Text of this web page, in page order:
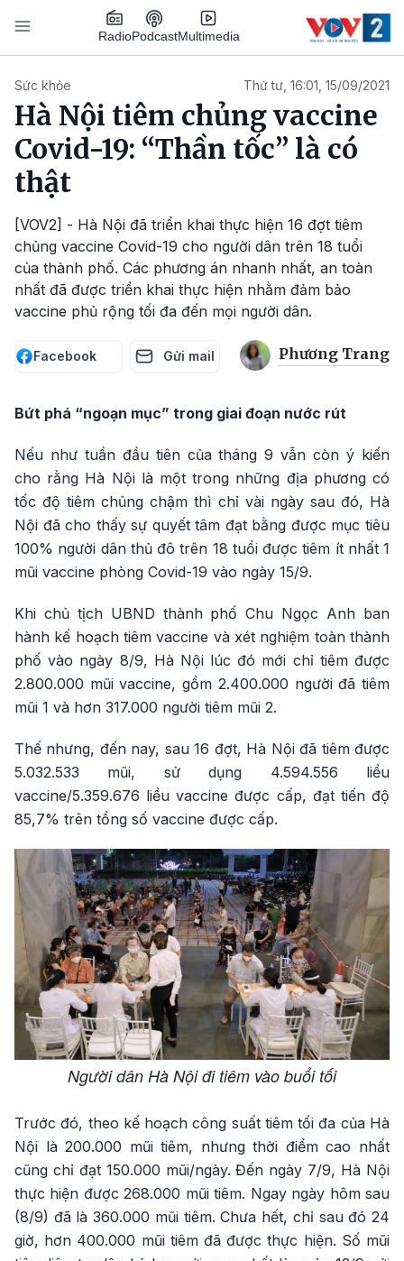
Nhảy đến nội dung
RadioPodcastMultimedia
Sức khỏe Thứ tư, 16:01, 15/09/2021
Hà Nội tiêm chủng vaccine
Covid-19: “Thần tốc” là có
thật
[VOV2] - Hà Nội đã triển khai thực hiện 16 đợt tiêm
chủng vaccine Covid-19 cho người dân trên 18 tuổi
của thành phố. Các phương án nhanh nhất, an toàn
nhất đã được triển khai thực hiện nhằm đảm bảo
vaccine phủ rộng tối đa đến mọi người dân.
Facebook Gửi mail Phương Trang
Bứt phá “ngoạn mục” trong giai đoạn nước rút
Nếu như tuần đầu tiên của tháng 9 vẫn còn ý kiến
cho rằng Hà Nội là một trong những địa phương có
tốc độ tiêm chủng chậm thì chỉ vài ngày sau đó, Hà
Nội đã cho thấy sự quyết tâm đạt bằng được mục tiêu
100% người dân thủ đô trên 18 tuổi được tiêm ít nhất 1
mũi vaccine phòng Covid-19 vào ngày 15/9.
Khi chủ tịch UBND thành phố Chu Ngọc Anh ban
hành kế hoạch tiêm vaccine và xét nghiệm toàn thành
phố vào ngày 8/9, Hà Nội lúc đó mới chỉ tiêm được
2.800.000 mũi vaccine, gồm 2.400.000 người đã tiêm
mũi 1 và hơn 317.000 người tiêm mũi 2.
Thế nhưng, đến nay, sau 16 đợt, Hà Nội đã tiêm được
5.032.533 mũi, sử dụng 4.594.556 liều
vaccine/5.359.676 liều vaccine được cấp, đạt tiến độ
85,7% trên tổng số vaccine được cấp.
Người dân Hà Nội đi tiêm vào buổi tối
Trước đó, theo kế hoạch công suất tiêm tối đa của Hà
Nội là 200.000 mũi tiêm, nhưng thời điểm cao nhất
cũng chỉ đạt 150.000 mũi/ngày. Đến ngày 7/9, Hà Nội
thực hiện được 268.000 mũi tiêm. Ngay ngày hôm sau
(8/9) đã là 360.000 mũi tiêm. Chưa hết, chỉ sau đó 24
giờ, hơn 400.000 mũi tiêm đã được thực hiện. Số mũi